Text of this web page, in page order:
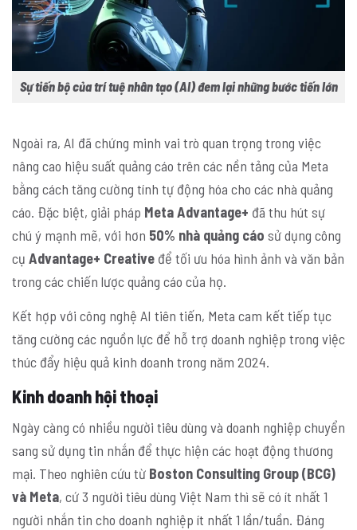
Sự tiến bộ của trí tuệ nhân tạo (AI) đem lại những bước tiến lớn
Ngoài ra, AI đã chứng minh vai trò quan trọng trong việc
nâng cao hiệu suất quảng cáo trên các nền tảng của Meta
bằng cách tăng cường tính tự động hóa cho các nhà quảng
cáo. Đặc biệt, giải pháp Meta Advantage+ đã thu hút sự
chú ý mạnh mẽ, với hơn 50% nhà quảng cáo sử dụng công
cụ Advantage+ Creative để tối ưu hóa hình ảnh và văn bản
trong các chiến lược quảng cáo của họ.
Kết hợp với công nghệ AI tiên tiến, Meta cam kết tiếp tục
tăng cường các nguồn lực để hỗ trợ doanh nghiệp trong việc
thúc đẩy hiệu quả kinh doanh trong năm 2024.
Kinh doanh hội thoại
Ngày càng có nhiều người tiêu dùng và doanh nghiệp chuyển
sang sử dụng tin nhắn để thực hiện các hoạt động thương
mại. Theo nghiên cứu từ Boston Consulting Group (BCG)
và Meta, cứ 3 người tiêu dùng Việt Nam thì sẽ có ít nhất 1
người nhắn tin cho doanh nghiệp ít nhất 1 lần/tuần. Đáng